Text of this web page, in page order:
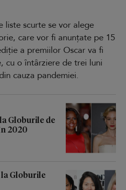
liste scurte se vor alege
care vor fi anunțate pe 15
a premiilor Oscar va fi
cu o întârziere de trei luni
cauza pandemiei.
Globurile de
2020
Globurile